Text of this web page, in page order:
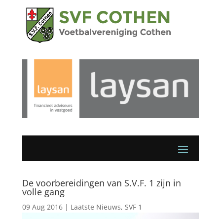
De voorbereidingen van S.V.F. 1 zijn in
volle gang
09 Aug 2016| Laatste Nieuws, SVF 1